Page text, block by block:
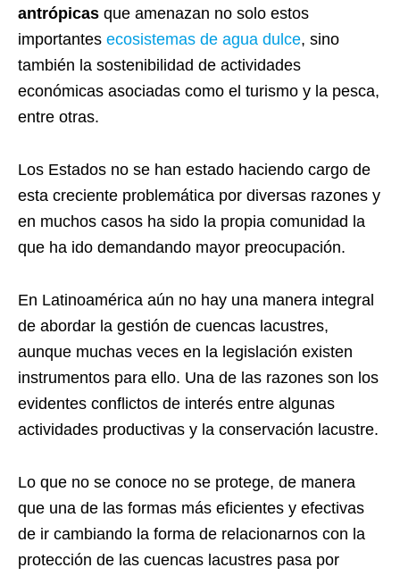
antrópicas que amenazan no solo estos
importantes ecosistemas de agua dulce, sino
también la sostenibilidad de actividades
económicas asociadas como el turismo y la pesca,
entre otras.
Los Estados no se han estado haciendo cargo de
esta creciente problemática por diversas razones y
en muchos casos ha sido la propia comunidad la
que ha ido demandando mayor preocupación.
En Latinoamérica aún no hay una manera integral
de abordar la gestión de cuencas lacustres,
aunque muchas veces en la legislación existen
instrumentos para ello. Una de las razones son los
evidentes conflictos de interés entre algunas
actividades productivas y la conservación lacustre.
Lo que no se conoce no se protege, de manera
que una de las formas más eficientes y efectivas
de ir cambiando la forma de relacionarnos con la
protección de las cuencas lacustres pasa por